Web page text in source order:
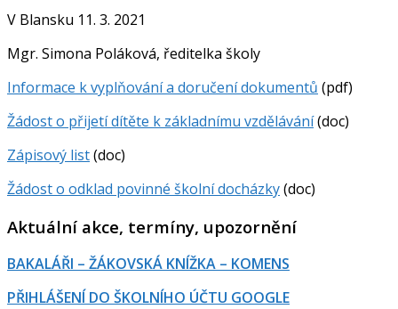
V Blansku 11. 3. 2021
Mgr. Simona Poláková, ředitelka školy
Informace k vyplňování a doručení dokumentů (pdf)
Žádost o přijetí dítěte k základnímu vzdělávání(doc)
Zápisový list(doc)
Žádost o odklad povinné školní docházky(doc)
Aktuální akce, termíny, upozornění
BAKALÁŘI – ŽÁKOVSKÁ KNÍŽKA – KOMENS
PŘIHLÁŠENÍ DO ŠKOLNÍHO ÚČTU GOOGLE